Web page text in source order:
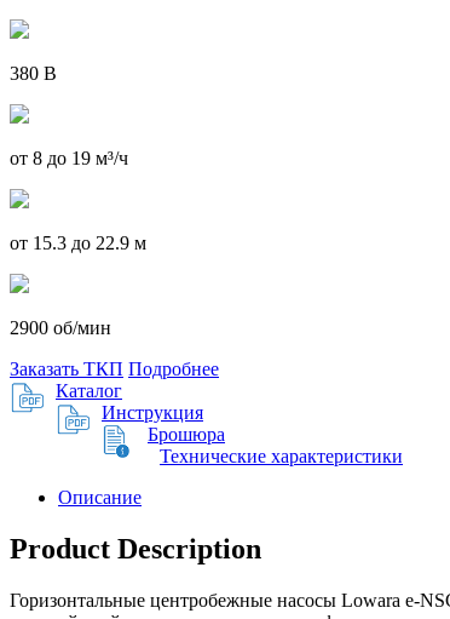
380 В
от 8 до 19 м³/ч
от 15.3 до 22.9 м
2900 об/мин
Заказать ТКП Подробнее
Каталог
Инструкция
Брошюра
Технические характеристики
Описание
Product Description
Горизонтальные центробежные насосы Lowara e-